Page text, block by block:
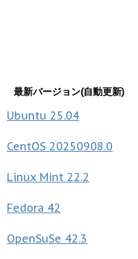
最新バージョン(自動更新)
Ubuntu 25.04
CentOS 20250908.0
Linux Mint 22.2
Fedora 42
OpenSuSe 42.3